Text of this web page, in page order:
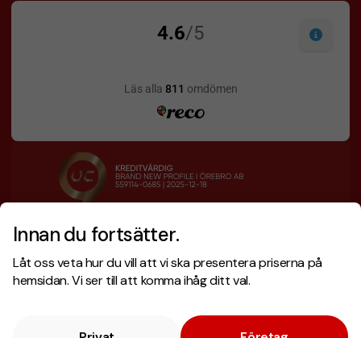
Innan du fortsätter.
Låt oss veta hur du vill att vi ska presentera priserna på
hemsidan. Vi ser till att komma ihåg ditt val.
Designskiss inom 1 h
Fri offert
Snabb leverans